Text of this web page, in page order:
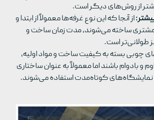
از روش‌های دیگر است.
از آنجا که این نوع غرفه‌ها معمولاً از ابتدا و
مشتری ساخته می‌شوند، مدت زمان ساخت و
طولانی‌تر است.
چوبی بسته به کیفیت ساخت و مواد اولیه،
و بادوام باشند اما معمولاً به عنوان ساختاری
نمایشگاه‌های کوتاه‌مدت استفاده می‌شوند.